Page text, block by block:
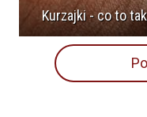
Kurzajki - co to